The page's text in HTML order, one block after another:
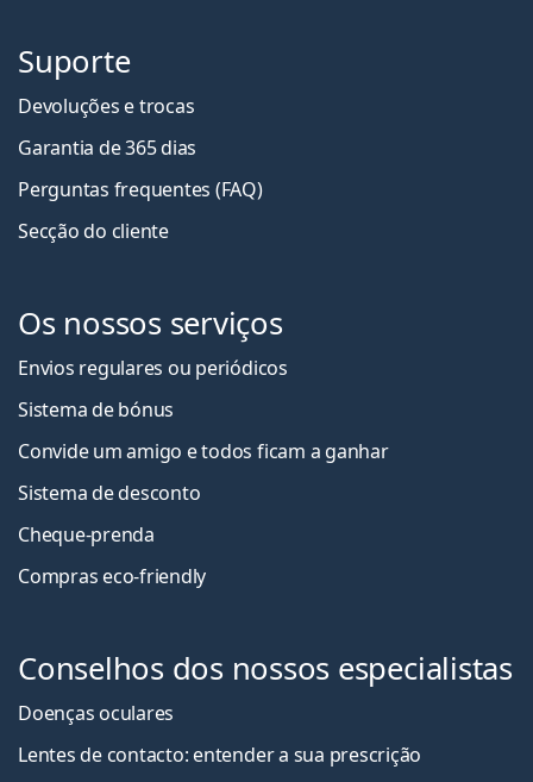
Suporte
Devoluções e trocas
Garantia de 365 dias
Perguntas frequentes (FAQ)
Secção do cliente
Os nossos serviços
Envios regulares ou periódicos
Sistema de bónus
Convide um amigo e todos ficam a ganhar
Sistema de desconto
Cheque-prenda
Compras eco-friendly
Conselhos dos nossos especialistas
Doenças oculares
Lentes de contacto: entender a sua prescrição